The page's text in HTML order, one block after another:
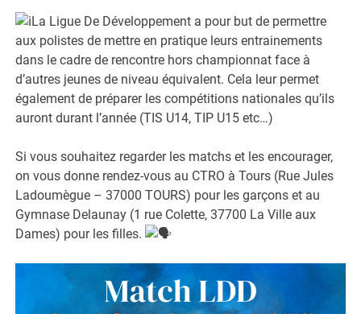
La Ligue De Développement a pour but de permettre
aux polistes de mettre en pratique leurs entrainements
dans le cadre de rencontre hors championnat face à
d’autres jeunes de niveau équivalent. Cela leur permet
également de préparer les compétitions nationales qu’ils
auront durant l’année (TIS U14, TIP U15 etc…)
Si vous souhaitez regarder les matchs et les encourager,
on vous donne rendez-vous au CTRO à Tours (Rue Jules
Ladoumègue – 37000 TOURS) pour les garçons et au
Gymnase Delaunay (1 rue Colette, 37700 La Ville aux
Dames) pour les filles.